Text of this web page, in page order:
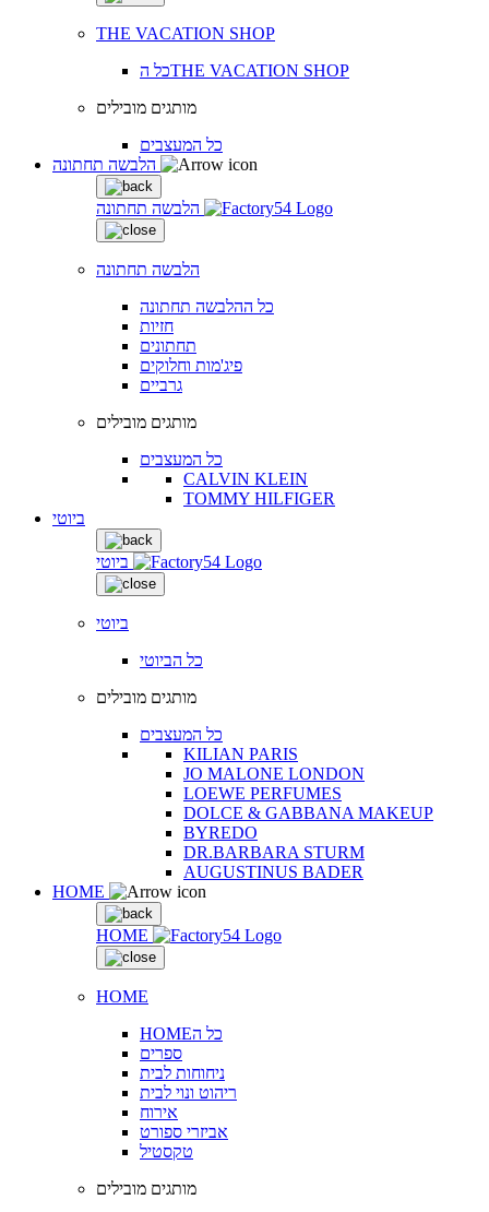
THE VACATION SHOP
כל הTHE VACATION SHOP
מותגים מובילים
כל המעצבים
הלבשה תחתונה
הלבשה תחתונה
כל ההלבשה תחתונה
חזיות
תחתונים
פיג'מות וחלוקים
גרביים
מותגים מובילים
כל המעצבים
CALVIN KLEIN
TOMMY HILFIGER
ביוטי
ביוטי
ביוטי
כל הביוטי
מותגים מובילים
כל המעצבים
KILIAN PARIS
JO MALONE LONDON
LOEWE PERFUMES
DOLCE & GABBANA MAKEUP
BYREDO
DR.BARBARA STURM
AUGUSTINUS BADER
HOME
HOME
HOME
HOMEכל ה
ספרים
ניחוחות לבית
ריהוט ונוי לבית
אירוח
אביזרי ספורט
טקסטיל
מותגים מובילים